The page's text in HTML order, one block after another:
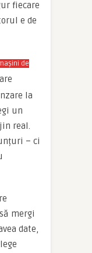
fiecare
e de
de
la
un
real.
– ci
mergi
date,